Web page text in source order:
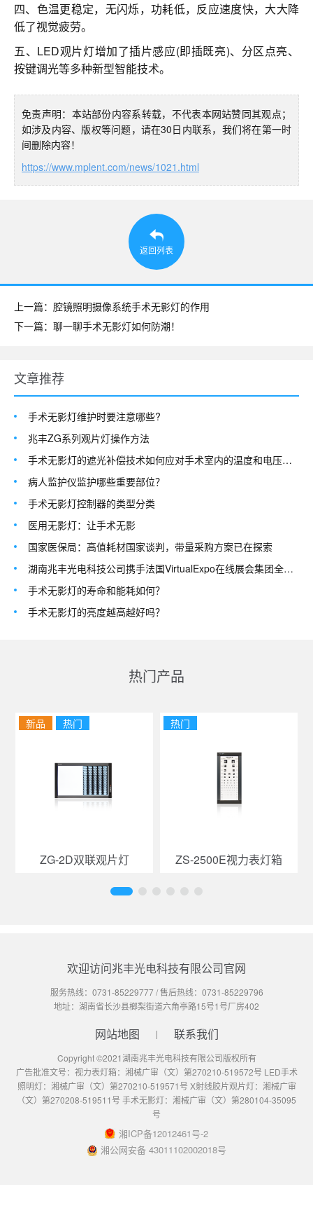
四、色温更稳定，无闪烁，功耗低，反应速度快，大大降
低了视觉疲劳。
五、LED观片灯增加了插片感应(即插既亮)、分区点亮、
按键调光等多种新型智能技术。
免责声明：本站部份内容系转载，不代表本网站赞同其观点；
如涉及内容、版权等问题，请在30日内联系，我们将在第一时
间删除内容！
https://www.mplent.com/news/1021.html
返回列表
上一篇：腔镜照明摄像系统手术无影灯的作用
下一篇：聊一聊手术无影灯如何防潮！
文章推荐
手术无影灯维护时要注意哪些?
兆丰ZG系列观片灯操作方法
手术无影灯的遮光补偿技术如何应对手术室内的温度和电压波动？
病人监护仪监护哪些重要部位？
手术无影灯控制器的类型分类
医用无影灯：让手术无影
国家医保局：高值耗材国家谈判，带量采购方案已在探索
湖南兆丰光电科技公司携手法国VirtualExpo在线展会集团全面进军国际市场
手术无影灯的寿命和能耗如何？
手术无影灯的亮度越高越好吗？
热门产品
新品 热门
ZG-2D双联观片灯
热门
ZS-2500E视力表灯箱
欢迎访问兆丰光电科技有限公司官网
服务热线： 0731-85229777/ 售后热线： 0731-85229796
地址：湖南省长沙县榔梨街道六角亭路15号1号厂房402
网站地图 联系我们
Copyright ©2021湖南兆丰光电科技有限公司版权所有
广告批准文号：视力表灯箱：湘械广审（文）第270210-519572号 LED手术
照明灯：湘械广审（文）第270210-519571号 X射线胶片观片灯：湘械广审
（文）第270208-519511号 手术无影灯：湘械广审（文）第280104-35095
号
湘ICP备12012461号-2
湘公网安备 43011102002018号